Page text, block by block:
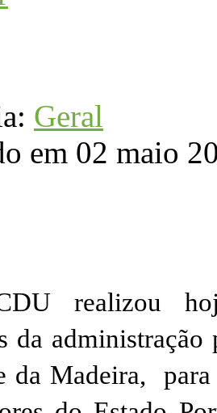
Geral
em 02 maio
realizou
da
da Madeira,